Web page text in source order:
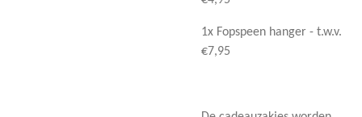
1x Fopspeen hanger - t.w.v.
€7,95